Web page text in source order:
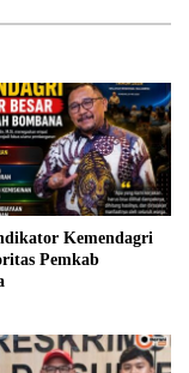
Kemendagri
Pemkab